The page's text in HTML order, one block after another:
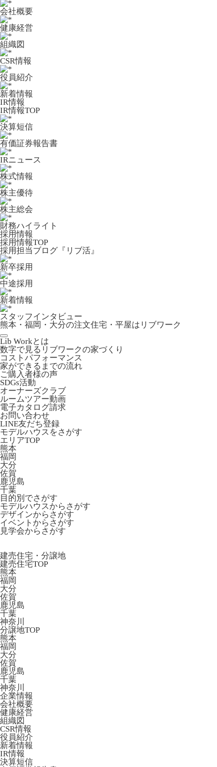
会社概要
健康経営
組織図
CSR情報
役員紹介
新着情報
IR情報
IR情報TOP
決算短信
有価証券報告書
IRニュース
株式情報
株主優待
株主総会
財務ハイライト
採用情報
採用情報TOP
採用担当ブログ『リブ活』
新卒採用
中途採用
新着情報
スタッフインタビュー
熊本・福岡・大分の注文住宅・平屋はリブワーク
Lib Workとは
数字で見るリブワークの家づくり
コストパフォーマンス
家ができるまでの流れ
ご購入者様の声
SDGs活動
オーナーズクラブ
ルームツアー動画
電子カタログ請求
お問い合わせ
LINE友だち登録
モデルハウスをさがす
エリアTOP
熊本
福岡
大分
佐賀
鹿児島
千葉
目的別でさがす
モデルハウスからさがす
デザインからさがす
イベントからさがす
見学会からさがす
建売住宅・分譲地
建売住宅TOP
熊本
福岡
大分
佐賀
鹿児島
千葉
神奈川
分譲地TOP
熊本
福岡
大分
佐賀
鹿児島
千葉
神奈川
企業情報
会社概要
健康経営
組織図
CSR情報
役員紹介
新着情報
IR情報
決算短信